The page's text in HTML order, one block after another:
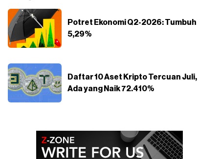
Potret Ekonomi Q2-2026: Tumbuh
5,29%
Daftar 10 Aset Kripto Tercuan Juli,
Ada yang Naik 72.410%